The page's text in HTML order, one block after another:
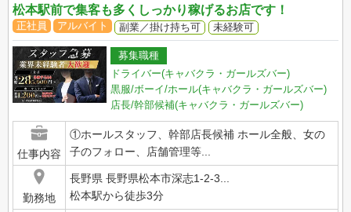
松本駅前で集客も多くしっかり稼げるお店です！
正社員 アルバイト 副業／掛け持ち可 未経験可
募集職種
ドライバー(キャバクラ・ガールズバー)
黒服/ボーイ/ホール(キャバクラ・ガールズバー)
店長/幹部候補(キャバクラ・ガールズバー)
仕事内容
①ホールスタッフ、幹部店長候補 ホール全般、女の
子のフォロー、店舗管理等...
勤務地
長野県 長野県松本市深志1-2-3...
松本駅から徒歩3分